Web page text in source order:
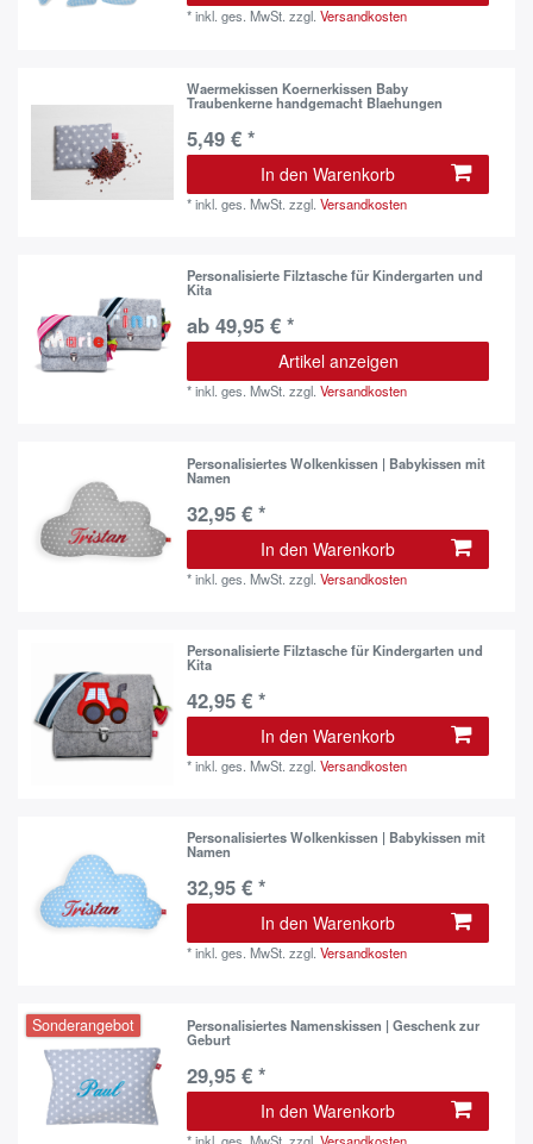
*inkl. ges. MwSt. zzgl.Versandkosten
Waermekissen Koernerkissen Baby
Traubenkerne handgemacht Blaehungen
5,49 € *
In den Warenkorb
*inkl. ges. MwSt. zzgl.Versandkosten
Personalisierte Filztasche für Kindergarten und
Kita
ab 49,95 € *
Artikel anzeigen
*inkl. ges. MwSt. zzgl.Versandkosten
Personalisiertes Wolkenkissen | Babykissen mit
Namen
32,95 € *
In den Warenkorb
*inkl. ges. MwSt. zzgl.Versandkosten
Personalisierte Filztasche für Kindergarten und
Kita
42,95 € *
In den Warenkorb
*inkl. ges. MwSt. zzgl.Versandkosten
Personalisiertes Wolkenkissen | Babykissen mit
Namen
32,95 € *
In den Warenkorb
*inkl. ges. MwSt. zzgl.Versandkosten
Sonderangebot Personalisiertes Namenskissen | Geschenk zur
Geburt
29,95 € *
In den Warenkorb
*inkl. ges. MwSt. zzgl.Versandkosten